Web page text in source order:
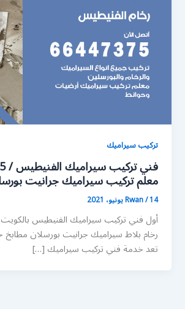
تركيب سيراميك
معلم تركيب سيراميك جرانيت
Rwan/14 يونيو، 2021
أول فني تركيب سيراميك الفنيطيس
رخام بلاط سيراميك جرانيت بورسلان
تعد خدمة فني تركيب سيراميك […]